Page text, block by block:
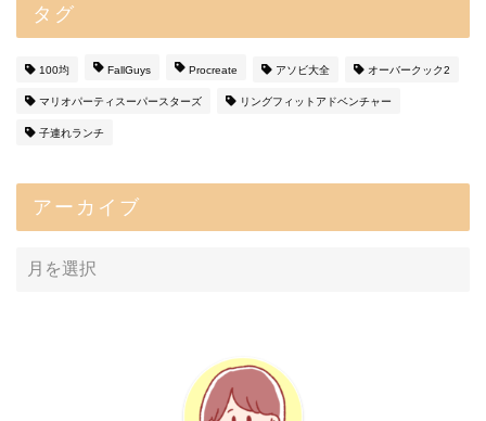
タグ
100均 FallGuys Procreate アソビ大全 オーバークック2
マリオパーティスーパースターズ リングフィットアドベンチャー
子連れランチ
アーカイブ